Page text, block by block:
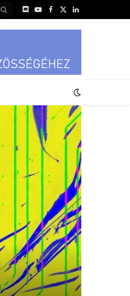
DiscordYouTube
Facebook
X
LinkedIn